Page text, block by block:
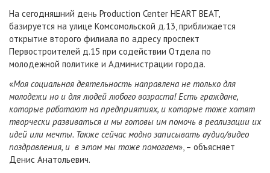
На сегодняшний день Production Center HEART BEAT,
базируется на улице Комсомольской д.13, приближается
открытие второго филиала по адресу проспект
Первостроителей д.15 при содействии Отдела по
молодежной политике и Администрации города.
«Моя социальная деятельность направлена не только для
молодежи но и для людей любого возраста! Есть граждане,
которые работают на предприятиях, и которые тоже хотят
творчески развиваться и мы готовы им помочь в реализации их
идей или мечты. Также сейчас модно записывать аудио/видео
поздравления, и в этом мы тоже помогаем», – объясняет
Денис Анатольевич.